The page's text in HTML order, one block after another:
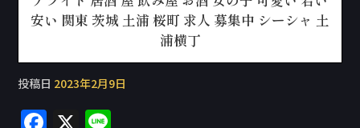
安い 関東 茨城 土浦 桜町 求人 募集中 シーシャ 土
浦横丁
投稿日 2023年2月9日